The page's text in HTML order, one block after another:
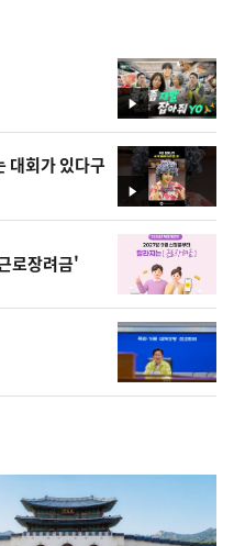
영
상
영
상
대회가 있다구
로장려금'